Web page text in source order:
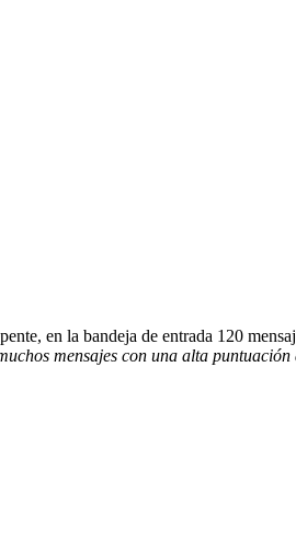
en la bandeja de entrada 120
mensajes con una alta